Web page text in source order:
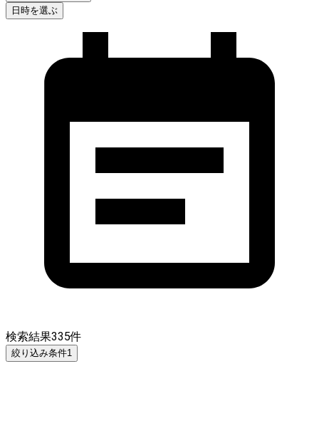
日時を選ぶ
検索結果335件
絞り込み条件1